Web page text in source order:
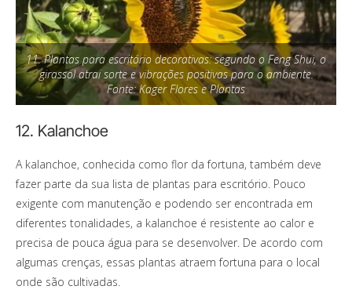
11. Plantas para escritório decorativas: segundo o Feng Shui, o
girassol atrai sorte e vibrações positivas para o ambiente.
Fonte: Kager Flores e Plantas
12. Kalanchoe
A kalanchoe, conhecida como flor da fortuna, também deve
fazer parte da sua lista de plantas para escritório. Pouco
exigente com manutenção e podendo ser encontrada em
diferentes tonalidades, a kalanchoe é resistente ao calor e
precisa de pouca água para se desenvolver. De acordo com
algumas crenças, essas plantas atraem fortuna para o local
onde são cultivadas.